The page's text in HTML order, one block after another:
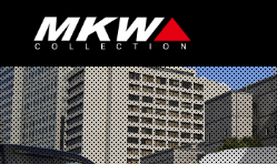
WHAT'S NEW
WHEEL LINEUP